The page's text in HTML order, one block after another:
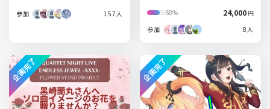
参加 157人 68% 24,000円
参加
8人
企画完了 企画完了